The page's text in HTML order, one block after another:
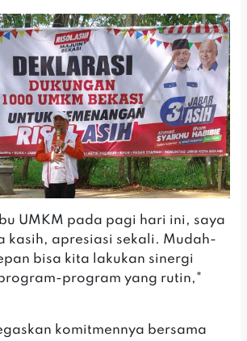
UMKM pada pagi hari ini, saya
kasih, apresiasi sekali. Mudah-
bisa kita lakukan sinergi
program yang rutin,"
komitmennya bersama